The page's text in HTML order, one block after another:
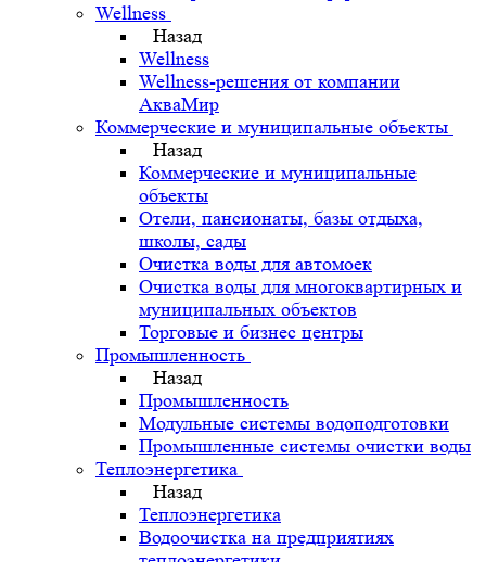
Wellness
Назад
Wellness
Wellness-решения от компании
АкваМир
Коммерческие и муниципальные объекты
Назад
Коммерческие и муниципальные
объекты
Отели, пансионаты, базы отдыха,
школы, сады
Очистка воды для автомоек
Очистка воды для многоквартирных и
муниципальных объектов
Торговые и бизнес центры
Промышленность
Назад
Промышленность
Модульные системы водоподготовки
Промышленные системы очистки воды
Теплоэнергетика
Назад
Теплоэнергетика
Водоочистка на предприятиях